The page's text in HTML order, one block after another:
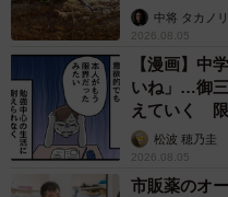
らいリアル」
中将 タカノリ
2026.08.05
【漫画】中
いね」…御
えていく 限
松波 穂乃圭
2026.08.05
市販薬のオ